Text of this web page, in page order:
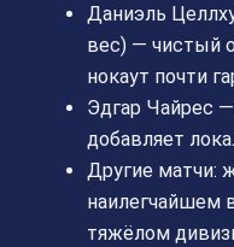
Даниэль
вес) — чистый
нокаут почти
Эдгар Чайрес
добавляет
Другие матчи:
наилегчайшем
тяжёлом